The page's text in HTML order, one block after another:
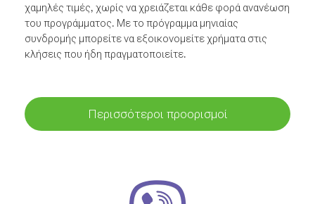
χαμηλές τιμές, χωρίς να χρειάζεται κάθε φορά ανανέωση
του προγράμματος. Με το πρόγραμμα μηνιαίας
συνδρομής μπορείτε να εξοικονομείτε χρήματα στις
κλήσεις που ήδη πραγματοποιείτε.
Περισσότεροι προορισμοί